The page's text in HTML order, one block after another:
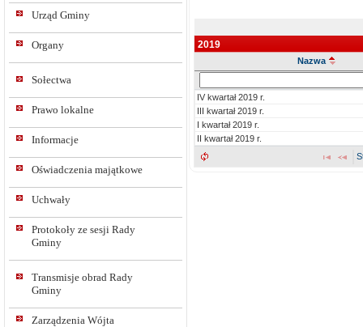
Urząd Gminy
Organy
Sołectwa
Prawo lokalne
Informacje
Oświadczenia majątkowe
Uchwały
Protokoły ze sesji Rady
Gminy
Transmisje obrad Rady
Gminy
Zarządzenia Wójta
2019
Nazwa
w
IV kwartał 2019 r.
III kwartał 2019 r.
I kwartał 2019 r.
II kwartał 2019 r.